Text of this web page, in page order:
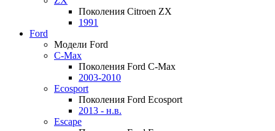
Поколения Citroen ZX
1991
Ford
Модели Ford
C-Max
Поколения Ford C-Max
2003-2010
Ecosport
Поколения Ford Ecosport
2013 - н.в.
Escape